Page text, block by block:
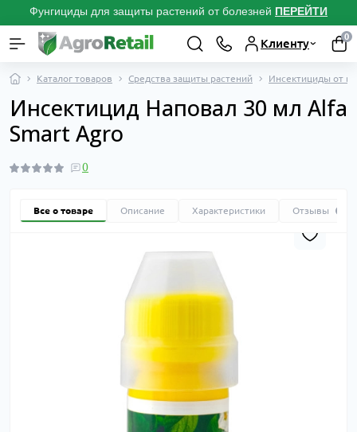
Фунгициды для защиты растений от болезней ПЕРЕЙТИ
Клиенту
0
Каталог товаров Средства защиты растений Инсектициды от
Инсектицид Наповал 30 мл Alfa
Smart Agro
0
Все о товаре Описание Характеристики Отзывы